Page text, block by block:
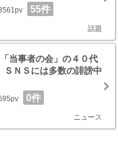
55件
話題
当事者の会」の４０代
ＮＳには多数の誹謗中
0件
ニュース